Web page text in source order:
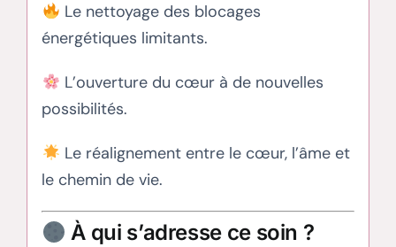
Le nettoyage des blocages
énergétiques limitants.
L’ouverture du cœur à de nouvelles
possibilités.
Le réalignement entre le cœur, l’âme et
le chemin de vie.
À qui s’adresse ce soin ?